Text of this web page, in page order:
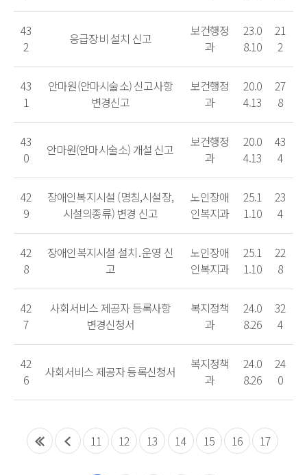
43
2
응급장비 설치 신고
보건행정
과
23.0
8.10
21
2
43
1
안마원(안마시술소) 신고사항
변경신고
보건행정
과
20.0
4.13
27
8
43
0
안마원(안마시술소) 개설 신고
보건행정
과
20.0
4.13
43
4
42
9
장애인복지시설 (명칭,시설장,
시설의종류) 변경 신고
노인장애
인복지과
25.1
1.10
23
4
42
8
장애인복지시설 설치․운영 신
고
노인장애
인복지과
25.1
1.10
22
8
42
7
사회서비스 제공자 등록사항
변경신청서
복지정책
과
24.0
8.26
32
4
42
6
사회서비스 제공자 등록신청서
복지정책
과
24.0
8.26
24
0
11 12 13 14 15 16 17